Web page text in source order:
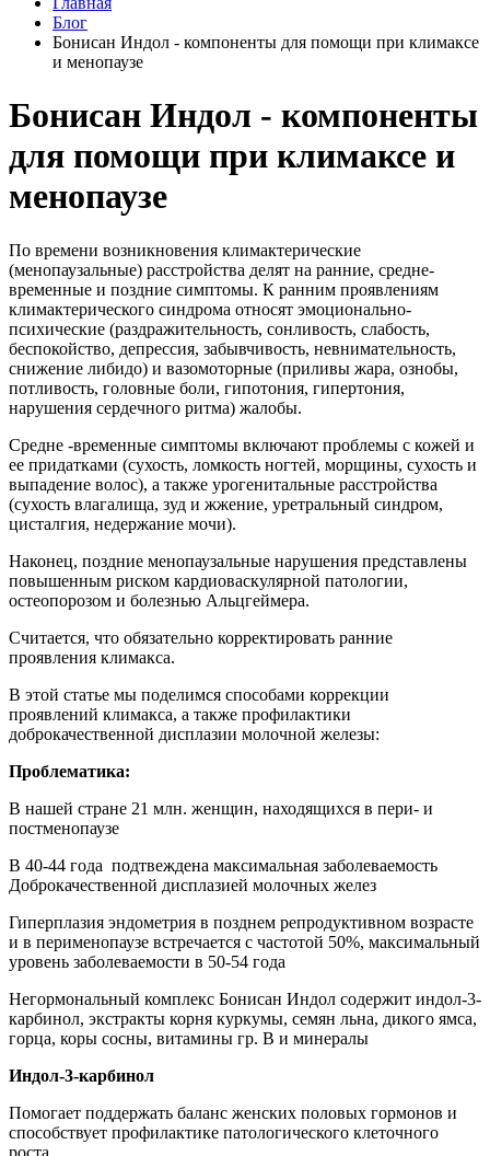
Блог
Бонисан Индол - компоненты для помощи при климаксе
и менопаузе
Бонисан Индол - компоненты
для помощи при климаксе и
менопаузе
По времени возникновения климактерические
(менопаузальные) расстройства делят на ранние, средне-
временные и поздние симптомы. К ранним проявлениям
климактерического синдрома относят эмоционально-
психические (раздражительность, сонливость, слабость,
беспокойство, депрессия, забывчивость, невнимательность,
снижение либидо) и вазомоторные (приливы жара, ознобы,
потливость, головные боли, гипотония, гипертония,
нарушения сердечного ритма) жалобы.
Средне -временные симптомы включают проблемы с кожей и
ее придатками (сухость, ломкость ногтей, морщины, сухость и
выпадение волос), а также урогенитальные расстройства
(сухость влагалища, зуд и жжение, уретральный синдром,
цисталгия, недержание мочи).
Наконец, поздние менопаузальные нарушения представлены
повышенным риском кардиоваскулярной патологии,
остеопорозом и болезнью Альцгеймера.
Считается, что обязательно корректировать ранние
проявления климакса.
В этой статье мы поделимся способами коррекции
проявлений климакса, а также профилактики
доброкачественной дисплазии молочной железы:
Проблематика:
В нашей стране 21 млн. женщин, находящихся в пери- и
постменопаузе
В 40-44 года подтвеждена максимальная заболеваемость
Доброкачественной дисплазией молочных желез
Гиперплазия эндометрия в позднем репродуктивном возрасте
и в перименопаузе встречается с частотой 50%, максимальный
уровень заболеваемости в 50-54 года
Негормональный комплекс Бонисан Индол содержит индол-3-
карбинол, экстракты корня куркумы, семян льна, дикого ямса,
горца, коры сосны, витамины гр. В и минералы
Индол-3-карбинол
Помогает поддержать баланс женских половых гормонов и
способствует профилактике патологического клеточного
роста